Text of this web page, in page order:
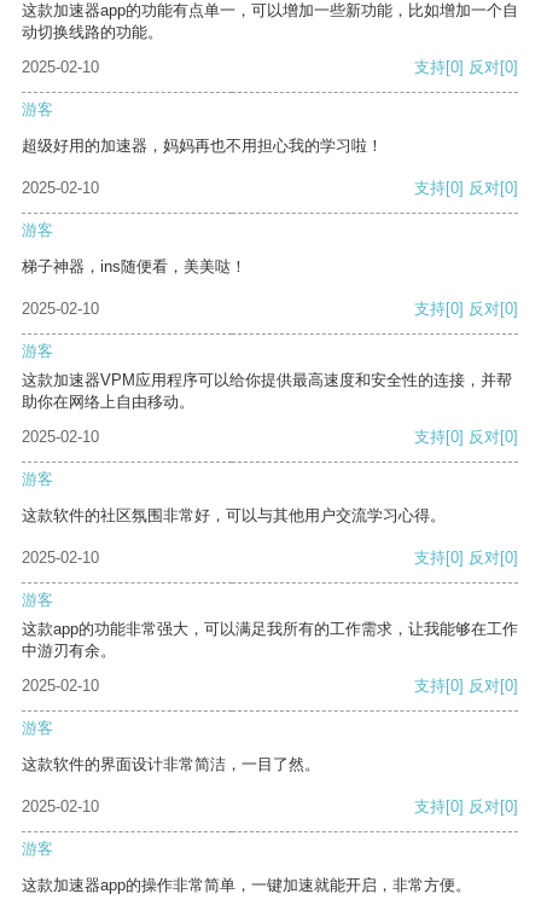
这款加速器app的功能有点单一，可以增加一些新功能，比如增加一个自
动切换线路的功能。
2025-02-10
支持[0] 反对[0]
游客
超级好用的加速器，妈妈再也不用担心我的学习啦！
2025-02-10 支持[0] 反对[0]
游客
梯子神器，ins随便看，美美哒！
2025-02-10 支持[0] 反对[0]
游客
这款加速器VPM应用程序可以给你提供最高速度和安全性的连接，并帮
助你在网络上自由移动。
2025-02-10
支持[0] 反对[0]
游客
这款软件的社区氛围非常好，可以与其他用户交流学习心得。
2025-02-10 支持[0] 反对[0]
游客
这款app的功能非常强大，可以满足我所有的工作需求，让我能够在工作
中游刃有余。
2025-02-10
支持[0] 反对[0]
游客
这款软件的界面设计非常简洁，一目了然。
2025-02-10 支持[0] 反对[0]
游客
这款加速器app的操作非常简单，一键加速就能开启，非常方便。